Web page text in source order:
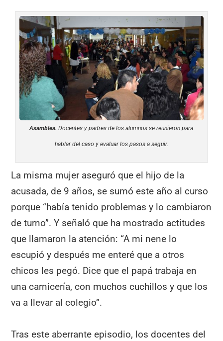
Asamblea. Docentes y padres de los alumnos se reunieron para
hablar del caso y evaluar los pasos a seguir.
La misma mujer aseguró que el hijo de la
acusada, de 9 años, se sumó este año al curso
porque “había tenido problemas y lo cambiaron
de turno”. Y señaló que ha mostrado actitudes
que llamaron la atención: “A mi nene lo
escupió y después me enteré que a otros
chicos les pegó. Dice que el papá trabaja en
una carnicería, con muchos cuchillos y que los
va a llevar al colegio”.
Tras este aberrante episodio, los docentes del